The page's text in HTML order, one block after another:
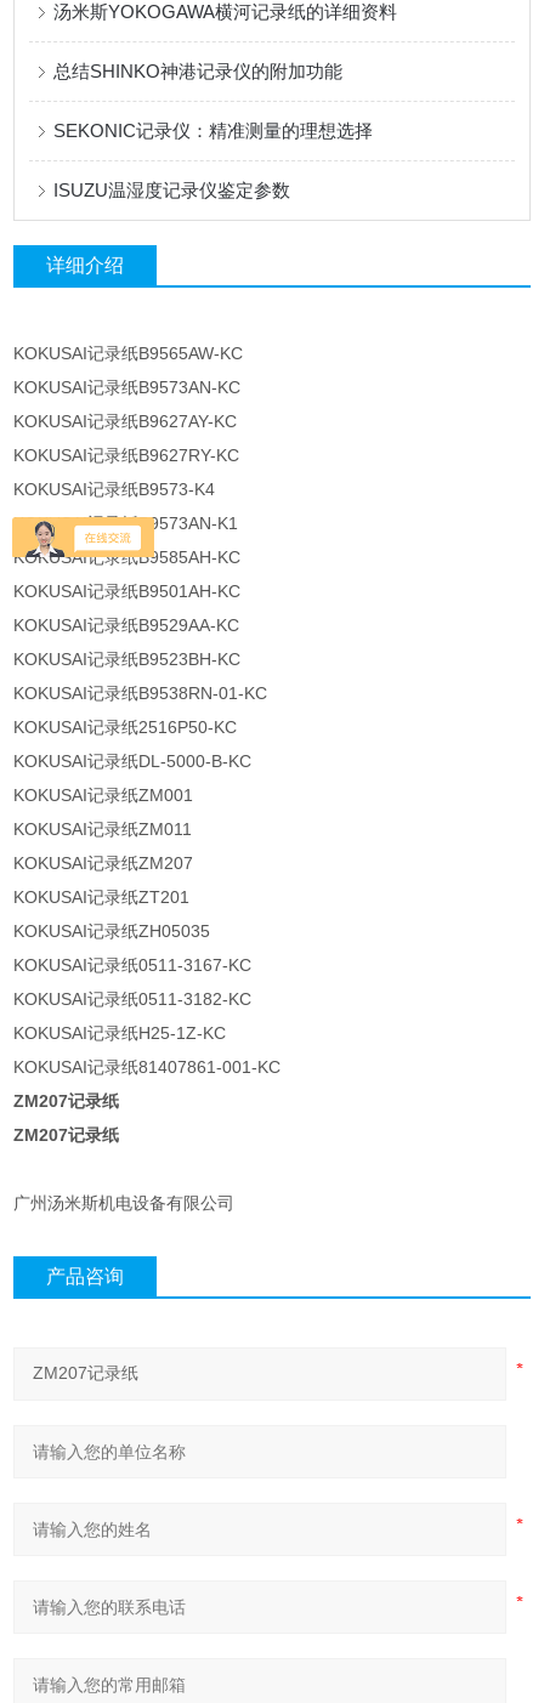
汤米斯YOKOGAWA横河记录纸的详细资料
总结SHINKO神港记录仪的附加功能
SEKONIC记录仪：精准测量的理想选择
ISUZU温湿度记录仪鉴定参数
详细介绍
KOKUSAI记录纸B9565AW-KC
KOKUSAI记录纸B9573AN-KC
KOKUSAI记录纸B9627AY-KC
KOKUSAI记录纸B9627RY-KC
KOKUSAI记录纸B9573-K4
KOKUSAI记录纸B9573AN-K1
KOKUSAI记录纸B9585AH-KC
KOKUSAI记录纸B9501AH-KC
KOKUSAI记录纸B9529AA-KC
KOKUSAI记录纸B9523BH-KC
KOKUSAI记录纸B9538RN-01-KC
KOKUSAI记录纸2516P50-KC
KOKUSAI记录纸DL-5000-B-KC
KOKUSAI记录纸ZM001
KOKUSAI记录纸ZM011
KOKUSAI记录纸ZM207
KOKUSAI记录纸ZT201
KOKUSAI记录纸ZH05035
KOKUSAI记录纸0511-3167-KC
KOKUSAI记录纸0511-3182-KC
KOKUSAI记录纸H25-1Z-KC
KOKUSAI记录纸81407861-001-KC
ZM207记录纸
ZM207记录纸
广州汤米斯机电设备有限公司
产品咨询